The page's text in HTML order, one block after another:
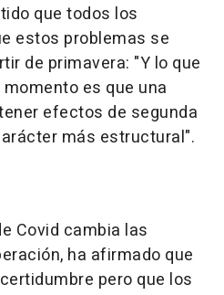
que todos los
estos problemas se
de primavera: "Y lo que
es que una
efectos de segunda
más estructural".
Covid cambia las
ha afirmado que
pero que los